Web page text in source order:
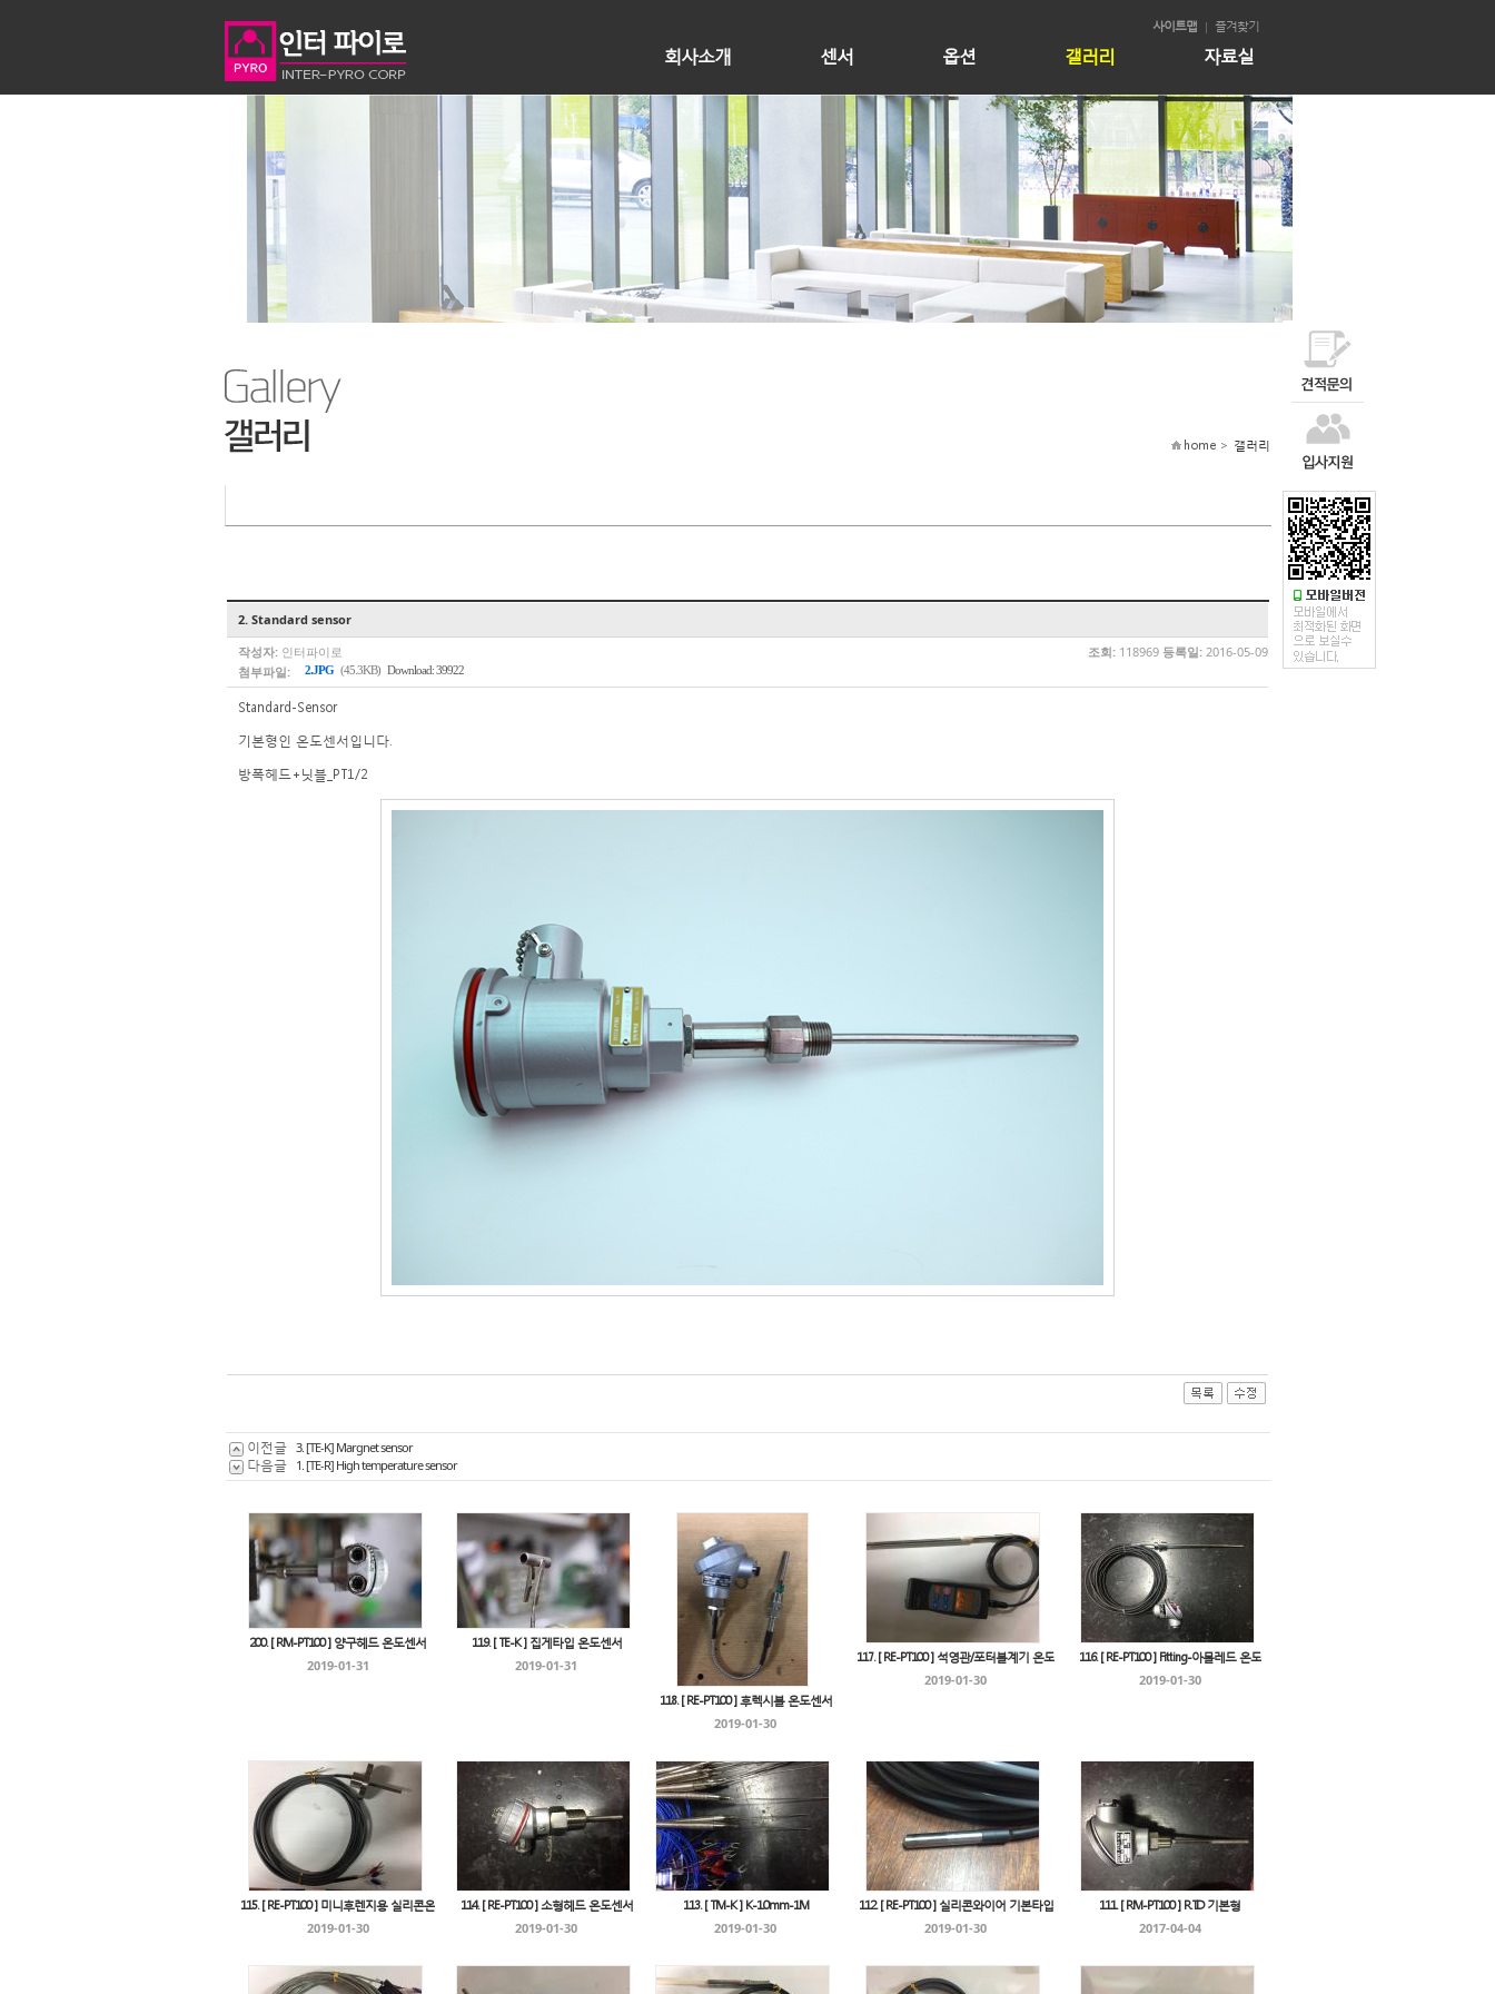
사이트맵 즐겨찾기
회사소개 센서 옵션 갤러리 자료실
home > 갤러리
2. Standard sensor
작성자: 인터파이로 조회: 118969 등록일: 2016-05-09
첨부파일:
2.JPG (45.3KB) Download: 39922
Standard-Sensor
기본형인 온도센서입니다.
방폭헤드+닛블_PT1/2
이전글 3. [TE-K] Margnet sensor
다음글 1. [TE-R] High temperature sensor
200. [ RM-PT100 ] 양구헤드 온도센서
2019-01-31
119. [ TE-K ] 집게타입 온도센서
2019-01-31
118. [ RE-PT100 ] 후렉시블 온도센서
2019-01-30
117. [ RE-PT100 ] 석영관/포터블계기 온도
2019-01-30
116. [ RE-PT100 ] Fitting-아몰레드 온도
2019-01-30
115. [ RE-PT100 ] 미니후렌지용 실리콘온
2019-01-30
114. [ RE-PT100 ] 소형헤드 온도센서
2019-01-30
113. [ TM-K ] K-1.0mm-1M
2019-01-30
112. [ RE-PT100 ] 실리콘와이어 기본타입
2019-01-30
111. [ RM-PT100 ] R.T.D 기본형
2017-04-04